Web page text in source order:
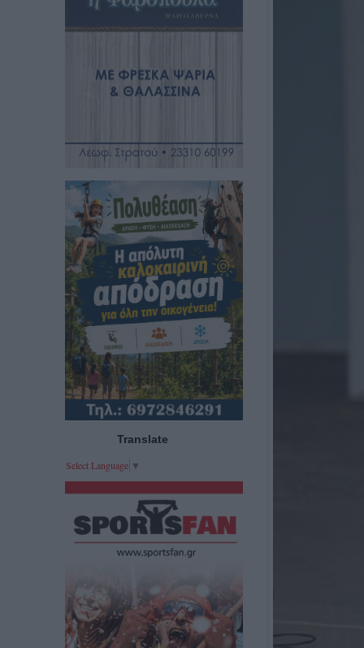
Translate
Select Language ▼